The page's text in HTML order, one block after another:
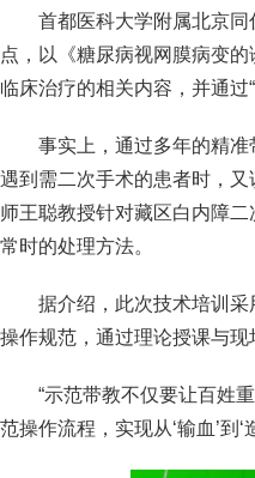
首都医科大学附属北京
点，以《糖尿病视网膜病变
临床治疗的相关内容，并通过
事实上，通过多年的精
遇到需二次手术的患者时，
师王聪教授针对藏区白内障
常时的处理方法。
据介绍，此次技术培训
操作规范，通过理论授课与
“示范带教不仅要让百姓
范操作流程，实现从‘输血’到‘